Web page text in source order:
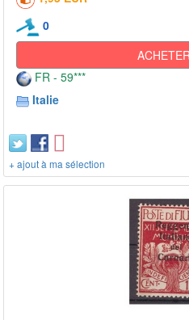
0
ACHETER
FR - 59***
Italie
+ ajout à ma sélection